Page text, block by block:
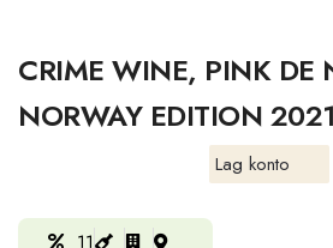
CRIME WINE, PINK DE
NORWAY EDITION 2021
Lag konto
11